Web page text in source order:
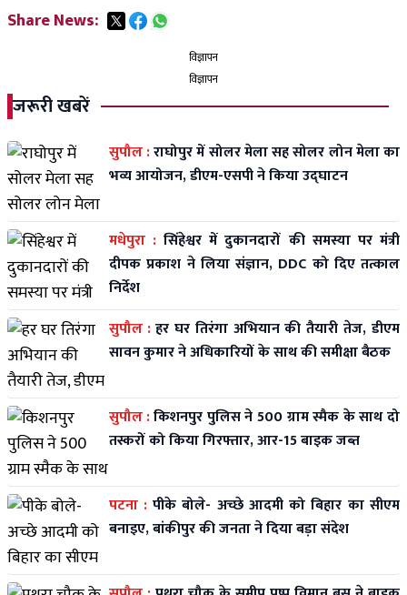
Share News:
विज्ञापन
विज्ञापन
जरूरी खबरें
सुपौल :राघोपुर में सोलर मेला सह सोलर लोन मेला का
भव्य आयोजन, डीएम-एसपी ने किया उद्घाटन
मधेपुरा : सिंहेश्वर में दुकानदारों की समस्या पर मंत्री
दीपक प्रकाश ने लिया संज्ञान, DDC को दिए तत्काल
निर्देश
सुपौल :हर घर तिरंगा अभियान की तैयारी तेज, डीएम
सावन कुमार ने अधिकारियों के साथ की समीक्षा बैठक
सुपौल :किशनपुर पुलिस ने 500 ग्राम स्मैक के साथ दो
तस्करों को किया गिरफ्तार, आर-15 बाइक जब्त
पटना : पीके बोले- अच्छे आदमी को बिहार का सीएम
बनाइए, बांकीपुर की जनता ने दिया बड़ा संदेश